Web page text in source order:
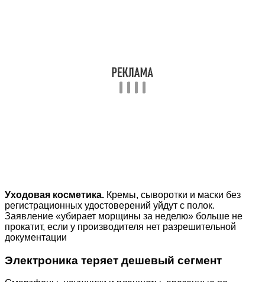
Уходовая косметика. Кремы, сыворотки и маски без
регистрационных удостоверений уйдут с полок.
Заявление «убирает морщины за неделю» больше не
прокатит, если у производителя нет разрешительной
документации
Электроника теряет дешевый сегмент